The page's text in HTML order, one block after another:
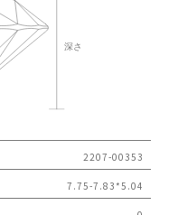
2207-00353
7.75-7.83*5.04